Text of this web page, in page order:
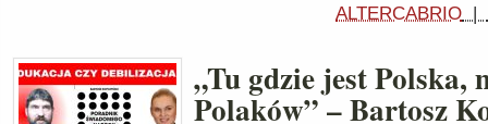
ALTERCABRIO |
„Tu gdzie jest Polska,
Polaków” – Bartosz